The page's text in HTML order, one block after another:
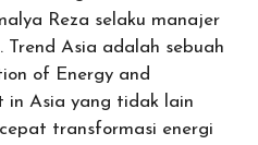
Reza selaku manajer
Trend Asia adalah sebuah
of Energy and
in Asia yang tidak lain
transformasi energi